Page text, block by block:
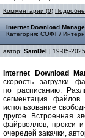
Комментарии (0)
Internet Download
Категория: СОФТ /
автор: SamDel | 19-05-
Internet Download
скорость загрузки
по расписанию.
сегментация файлов
использование
другое. Встроенная
файрволлов, прокси
очередей закачки,